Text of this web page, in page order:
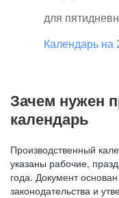
для
Календарь на
Зачем нужен
календарь
Производственный
указаны рабочие,
года. Документ
законодательства и